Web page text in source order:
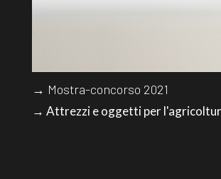
→ Mostra-concorso 2021
→ Attrezzi e oggetti per